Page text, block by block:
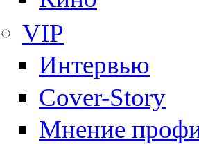
VIP
Интервью
Cover-Story
Мнение